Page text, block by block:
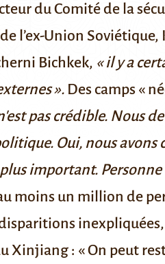
du Comité de la
l’ex-Union
Bichkek, « il y a
». Des camps «
pas crédible. Nous
Oui, nous avons
important.
moins un million de
Xinjiang : « On peut